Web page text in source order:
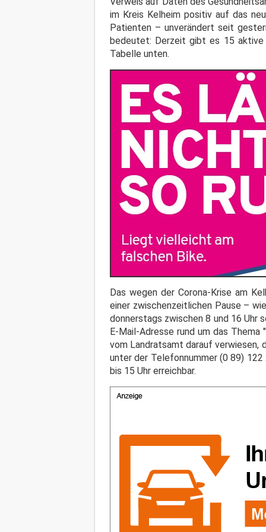
im Kreis Kelheim positiv auf das
Patienten – unverändert seit
bedeutet: Derzeit gibt es 15 aktive
Tabelle unten.
Das wegen der Corona-Krise am
einer zwischenzeitlichen Pause –
donnerstags zwischen 8 und 16 Uhr
E-Mail-Adresse rund um das
vom Landratsamt darauf verwiesen,
unter der Telefonnummer (0 89)
bis 15 Uhr erreichbar.